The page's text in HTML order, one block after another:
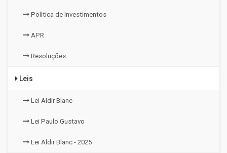
Politica de Investimentos
APR
Resoluções
Leis
Lei Aldir Blanc
Lei Paulo Gustavo
Lei Aldir Blanc - 2025